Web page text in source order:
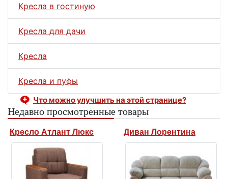
Кресла в гостиную
Кресла для дачи
Кресла
Кресла и пуфы
Что можно улучшить на этой странице?
Недавно просмотренные товары
Кресло Атлант Люкс Диван Лорентина